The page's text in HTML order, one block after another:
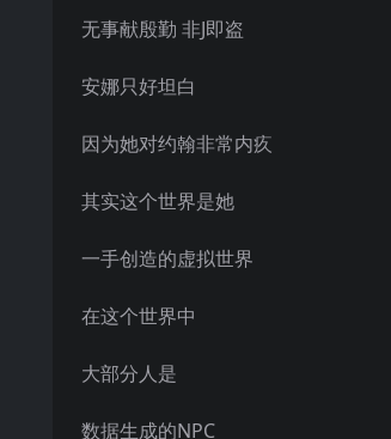
无事献殷勤 非J即盗
安娜只好坦白
因为她对约翰非常内疚
其实这个世界是她
一手创造的虚拟世界
在这个世界中
大部分人是
数据生成的NPC